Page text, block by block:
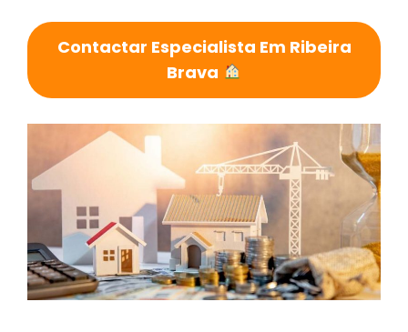
Contactar Especialista Em Ribeira
Brava